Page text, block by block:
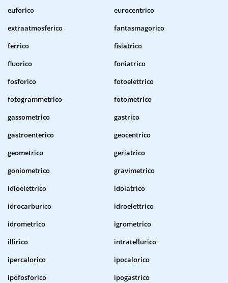
euforico
eurocentrico
extraatmosferico
fantasmagorico
ferrico
fisiatrico
fluorico
foniatrico
fosforico
fotoelettrico
fotogrammetrico
fotometrico
gassometrico
gastrico
gastroenterico
geocentrico
geometrico
geriatrico
goniometrico
gravimetrico
idioelettrico
idolatrico
idrocarburico
idroelettrico
idrometrico
igrometrico
illirico
intratellurico
ipercalorico
ipocalorico
ipofosforico
ipogastrico